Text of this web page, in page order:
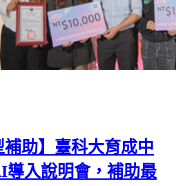
補助】臺科大育成中
導入說明會，補助最